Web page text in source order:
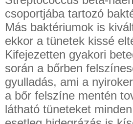
csoportjába tartozó
Más baktériumok is
ekkor a tünetek kissé
Kifejezetten gyakori
során a bőrben
gyulladás, ami a
a bőr felszíne mentén
látható tüneteket